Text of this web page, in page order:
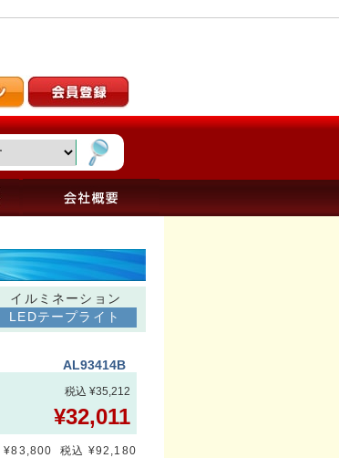
イルミネーション
LEDテープライト
AL93414B
税込 ¥35,212
¥32,011
¥83,800 税込 ¥92,180